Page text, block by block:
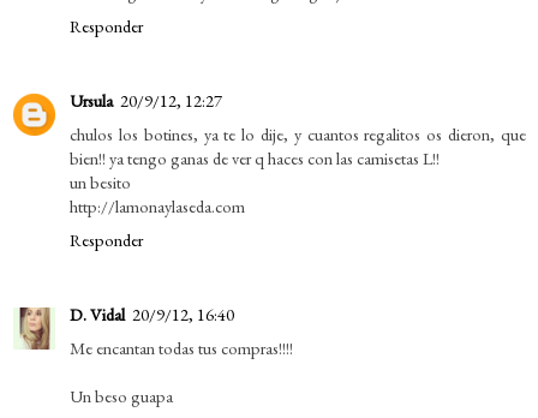
Responder
Ursula 20/9/12, 12:27
chulos los botines, ya te lo dije, y cuantos regalitos os dieron, que
bien!! ya tengo ganas de ver q haces con las camisetas L!!
un besito
http://lamonaylaseda.com
Responder
D. Vidal 20/9/12, 16:40
Me encantan todas tus compras!!!!
Un beso guapa